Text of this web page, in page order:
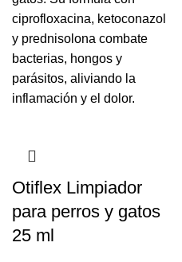
ciprofloxacina, ketoconazol
y prednisolona combate
bacterias, hongos y
parásitos, aliviando la
inflamación y el dolor.
Otiflex Limpiador
para perros y gatos
25 ml